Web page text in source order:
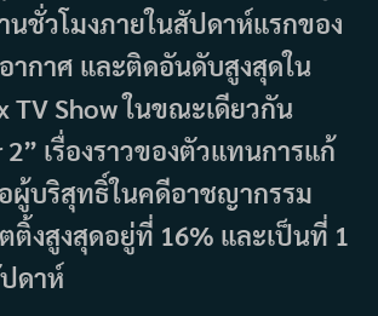
นชั่วโมงภายในสัปดาห์แรกของ
ากาศ และติดอันดับสูงสุดใน
TV Show ในขณะเดียวกัน
2” เรื่องราวของตัวแทนการแก้
ผู้บริสุทธิ์ในคดีอาชญากรรม
ติ้งสูงสุดอยู่ที่ 16% และเป็นที่ 1
ดาห์